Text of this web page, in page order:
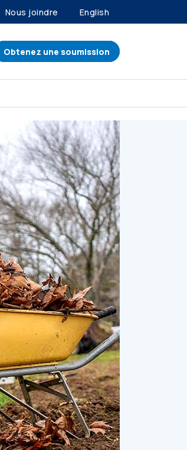
Nous joindre English
Obtenez une soumission